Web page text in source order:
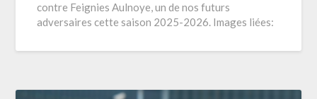
contre Feignies Aulnoye, un de nos futurs
adversaires cette saison 2025-2026. Images liées: